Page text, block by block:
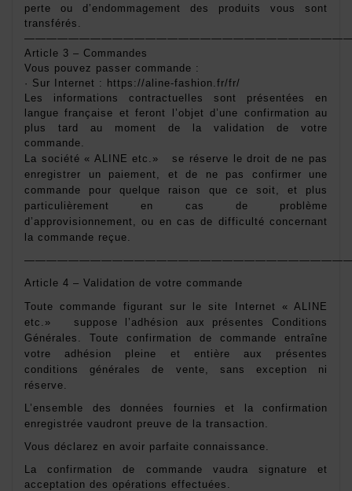
perte ou d’endommagement des produits vous sont
transférés.
Article 3 – Commandes
Vous pouvez passer commande :
· Sur Internet : https://aline-fashion.fr/fr/
Les informations contractuelles sont présentées en
langue française et feront l’objet d’une confirmation au
plus tard au moment de la validation de votre
commande.
La société « ALINE etc.»   se réserve le droit de ne pas
enregistrer un paiement, et de ne pas confirmer une
commande pour quelque raison que ce soit, et plus
particulièrement en cas de problème
d’approvisionnement, ou en cas de difficulté concernant
la commande reçue.
Article 4 – Validation de votre commande
Toute commande figurant sur le site Internet « ALINE
etc.»   suppose l’adhésion aux présentes Conditions
Générales. Toute confirmation de commande entraîne
votre adhésion pleine et entière aux présentes
conditions générales de vente, sans exception ni
réserve.
L’ensemble des données fournies et la confirmation
enregistrée vaudront preuve de la transaction.
Vous déclarez en avoir parfaite connaissance.
La confirmation de commande vaudra signature et
acceptation des opérations effectuées.